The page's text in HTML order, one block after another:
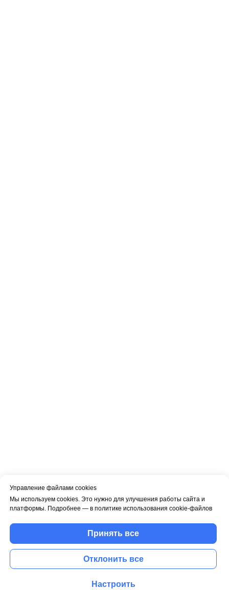
Управление файлами cookies
Мы используем cookies. Это нужно для улучшения работы сайта и
платформы. Подробнее — в политике использования cookie-файлов
Принять все
Отклонить все
Настроить